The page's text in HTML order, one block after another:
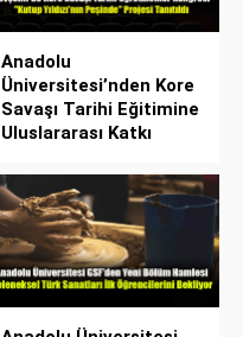
Anadolu
Üniversitesi’nden Kore
Savaşı Tarihi Eğitimine
Uluslararası Katkı